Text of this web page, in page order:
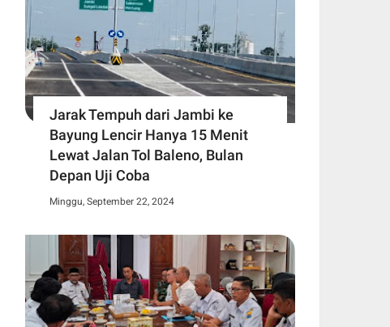
Jarak Tempuh dari Jambi ke
Bayung Lencir Hanya 15 Menit
Lewat Jalan Tol Baleno, Bulan
Depan Uji Coba
Minggu, September 22, 2024